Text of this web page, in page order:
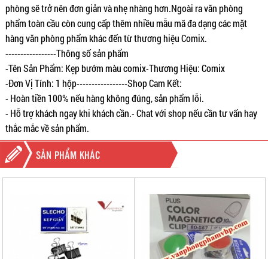
phòng sẽ trở nên đơn giản và nhẹ nhàng hơn.Ngoài ra văn phòng
phẩm toàn cầu còn cung cấp thêm nhiều mẫu mã đa dạng các mặt
hàng văn phòng phẩm khác đến từ thương hiệu Comix.
-----------------Thông số sản phẩm
-Tên Sản Phẩm: Kẹp bướm màu comix-Thương Hiệu: Comix
-Đơn Vị Tính: 1 hộp-----------------Shop Cam Kết:
- Hoàn tiền 100% nếu hàng không đúng, sản phẩm lỗi.
- Hỗ trợ khách ngay khi khách cần.- Chat với shop nếu cần tư vấn hay
thắc mắc về sản phẩm.
SẢN PHẨM KHÁC